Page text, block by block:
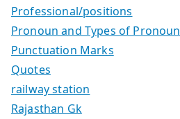
Professional/positions
Pronoun and Types of Pronoun
Punctuation Marks
Quotes
railway station
Rajasthan Gk